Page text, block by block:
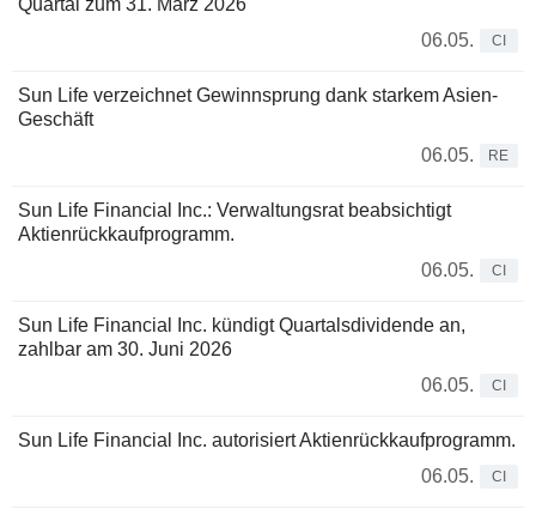
Quartal zum 31. März 2026
06.05.
CI
Sun Life verzeichnet Gewinnsprung dank starkem Asien-
Geschäft
06.05.
RE
Sun Life Financial Inc.: Verwaltungsrat beabsichtigt
Aktienrückkaufprogramm.
06.05.
CI
Sun Life Financial Inc. kündigt Quartalsdividende an,
zahlbar am 30. Juni 2026
06.05.
CI
Sun Life Financial Inc. autorisiert Aktienrückkaufprogramm.
06.05.
CI